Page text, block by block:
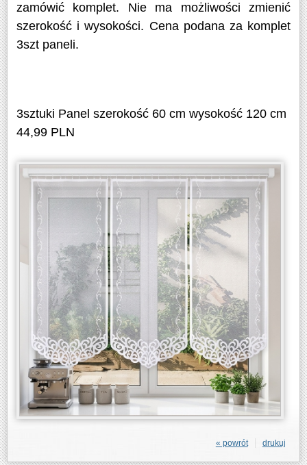
zamówić komplet. Nie ma możliwości zmienić
szerokość i wysokości. Cena podana za komplet
3szt paneli.
3sztuki Panel szerokość 60 cm wysokość 120 cm
44,99 PLN
drukuj
« powrót